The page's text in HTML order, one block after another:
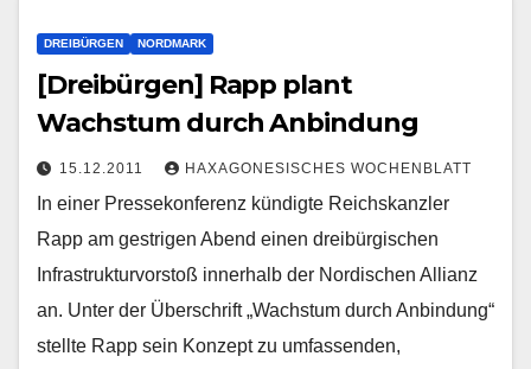
DREIBÜRGEN NORDMARK
[Dreibürgen] Rapp plant
Wachstum durch Anbindung
15.12.2011 HAXAGONESISCHES WOCHENBLATT
In einer Pressekonferenz kündigte Reichskanzler
Rapp am gestrigen Abend einen dreibürgischen
Infrastrukturvorstoß innerhalb der Nordischen Allianz
an. Unter der Überschrift „Wachstum durch Anbindung“
stellte Rapp sein Konzept zu umfassenden,